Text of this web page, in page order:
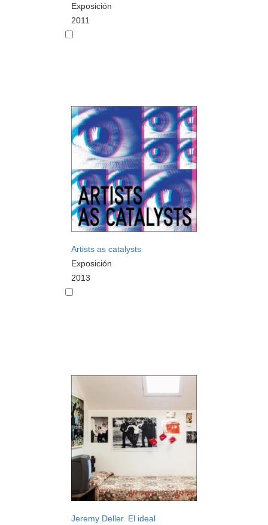
Exposición
2011
Artists as catalysts
Exposición
2013
Jeremy Deller. El ideal